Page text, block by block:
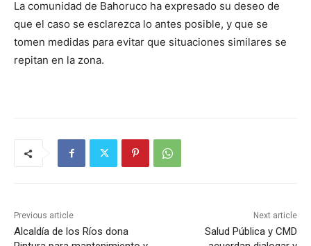
La comunidad de Bahoruco ha expresado su deseo de
que el caso se esclarezca lo antes posible, y que se
tomen medidas para evitar que situaciones similares se
repitan en la zona.
Previous article
Alcaldía de los Ríos dona
Next article
Salud Pública y CMD